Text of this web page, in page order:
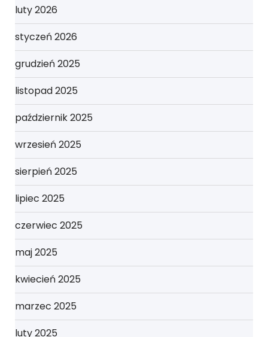
luty 2026
styczeń 2026
grudzień 2025
listopad 2025
październik 2025
wrzesień 2025
sierpień 2025
lipiec 2025
czerwiec 2025
maj 2025
kwiecień 2025
marzec 2025
luty 2025